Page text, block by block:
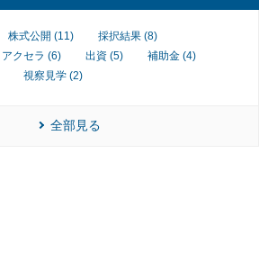
株式公開 (11)
採択結果 (8)
アクセラ (6) 出資 (5)
補助金 (4)
視察見学 (2)
全部見る